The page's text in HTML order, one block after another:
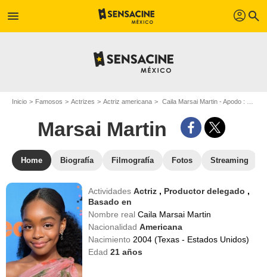
menu profil search
Inicio Famosos Actrizes Actriz americana Caila Marsai Martin - Apodo : Marsai Martin
Marsai Martin
Home Biografía Filmografía Fotos Streaming
ActividadesActriz , Productor delegado ,
Basado en
Nombre realCaila Marsai Martin
NacionalidadAmericana
Nacimiento 2004 (Texas - Estados Unidos)
Edad21 años